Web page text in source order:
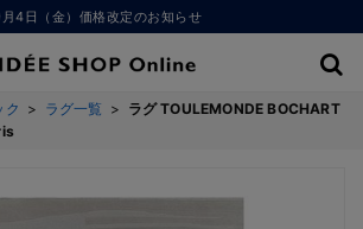
4日（金）価格改定のお知らせ
ク > ラグ一覧 > ラグ TOULEMONDE BOCHART